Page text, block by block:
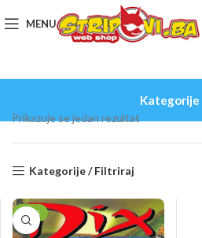
MENU
Kategorije
Prikazuje se jedan rezultat
Kategorije / Filtriraj
-50%